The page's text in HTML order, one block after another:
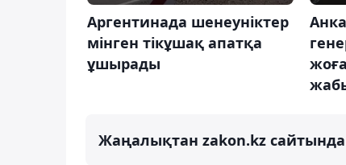
Аргентинада шенеуніктер
мінген тікұшақ апатқа
ұшырады
Жаңалықтан zakon.kz